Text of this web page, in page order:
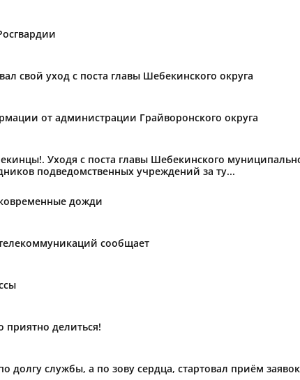
свой уход с поста главы Шебекинского округа
от администрации Грайворонского округа
Уходя с поста главы Шебекинского
подведомственных учреждений за ту...
дожди
сообщает
приятно делиться!
долгу службы, а по зову сердца, стартовал приём